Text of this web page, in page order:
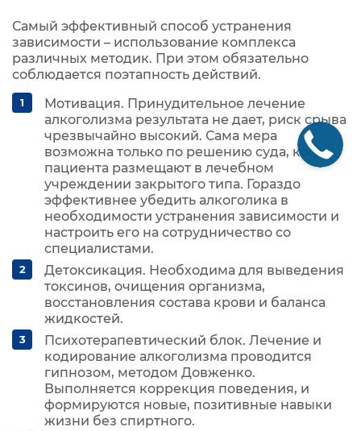
Самый эффективный способ устранения
зависимости – использование комплекса
различных методик. При этом обязательно
соблюдается поэтапность действий.
Мотивация. Принудительное лечение
алкоголизма результата не дает, риск срыва
чрезвычайно высокий. Сама мера
возможна только по решению суда, когда
пациента размещают в лечебном
учреждении закрытого типа. Гораздо
эффективнее убедить алкоголика в
необходимости устранения зависимости и
настроить его на сотрудничество со
специалистами.
Детоксикация. Необходима для выведения
токсинов, очищения организма,
восстановления состава крови и баланса
жидкостей.
Психотерапевтический блок. Лечение и
кодирование алкоголизма проводится
гипнозом, методом Довженко.
Выполняется коррекция поведения, и
формируются новые, позитивные навыки
жизни без спиртного.